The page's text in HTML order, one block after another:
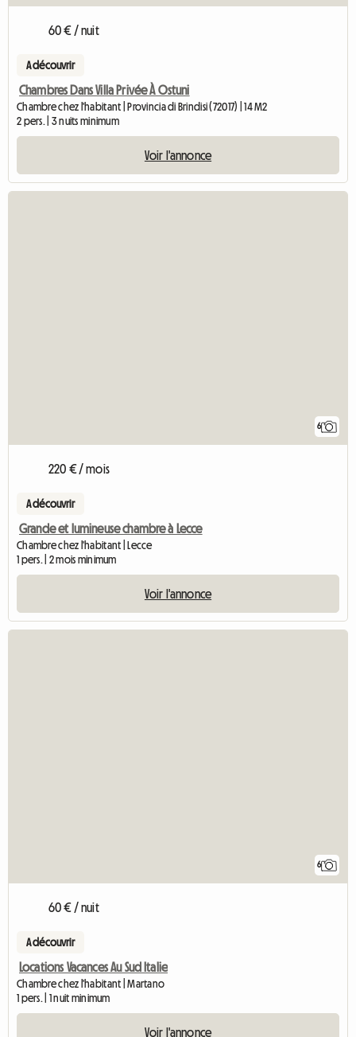
60 € / nuit
A découvrir
Chambres Dans Villa Privée À Ostuni
Chambre chez l'habitant | Provincia di Brindisi (72017) | 14 M2
2 pers. | 3 nuits minimum
Voir l'annonce
6
220 € / mois
A découvrir
Grande et lumineuse chambre à Lecce
Chambre chez l'habitant | Lecce
1 pers. | 2 mois minimum
Voir l'annonce
6
60 € / nuit
A découvrir
Locations Vacances Au Sud Italie
Chambre chez l'habitant | Martano
1 pers. | 1 nuit minimum
Voir l'annonce